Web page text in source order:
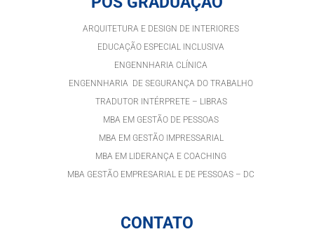
ARQUITETURA E DESIGN DE INTERIORES
EDUCAÇÃO ESPECIAL INCLUSIVA
ENGENNHARIA CLÍNICA
ENGENNHARIA DE SEGURANÇA DO TRABALHO
TRADUTOR INTÉRPRETE – LIBRAS
MBA EM GESTÃO DE PESSOAS
MBA EM GESTÃO IMPRESSARIAL
MBA EM LIDERANÇA E COACHING
MBA GESTÃO EMPRESARIAL E DE PESSOAS – DC
CONTATO